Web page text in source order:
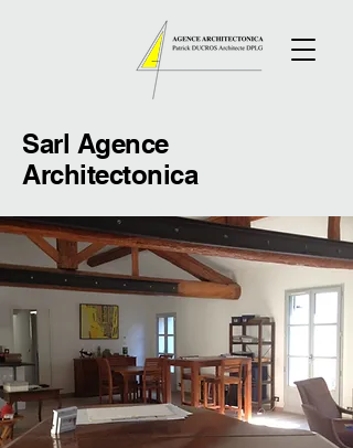
Sarl Agence
Architectonica